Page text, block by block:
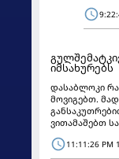
იმსახურებს
დასაბლოკი
მოვიგებთ.
ვითამაშებთ
11:11:26 PM